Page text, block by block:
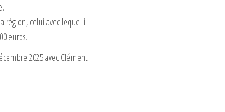
région, celui avec lequel il
euros.
2025 avec Clément